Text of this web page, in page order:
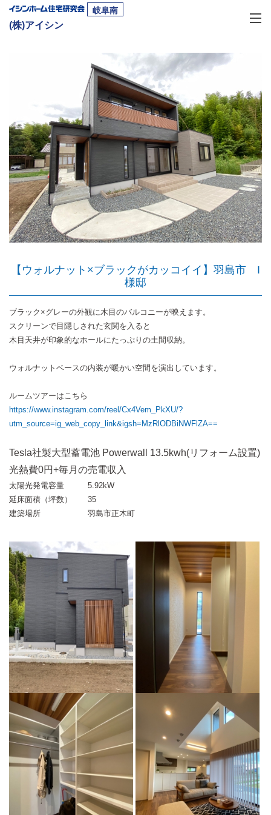
岐阜南
(株)アイシン
【ウォルナット×ブラックがカッコイイ】羽島市 I
様邸
ブラック×グレーの外観に木目のバルコニーが映えます。
スクリーンで目隠しされた玄関を入ると
木目天井が印象的なホールにたっぷりの土間収納。
ウォルナットベースの内装が暖かい空間を演出しています。
ルームツアーはこちら
https://www.instagram.com/reel/Cx4Vem_PkXU/?
utm_source=ig_web_copy_link&igsh=MzRlODBiNWFlZA==
Tesla社製大型蓄電池 Powerwall 13.5kwh(リフォーム設置)
光熱費0円+毎月の売電収入
太陽光発電容量
5.92kW
延床面積（坪数）
35
建築場所
羽島市正木町